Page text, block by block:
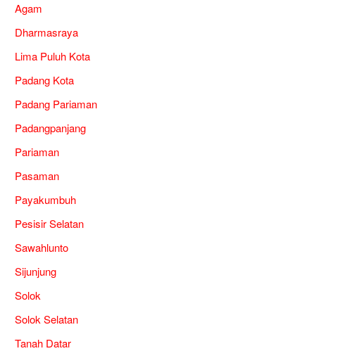
Agam
Dharmasraya
Lima Puluh Kota
Padang Kota
Padang Pariaman
Padangpanjang
Pariaman
Pasaman
Payakumbuh
Pesisir Selatan
Sawahlunto
Sijunjung
Solok
Solok Selatan
Tanah Datar